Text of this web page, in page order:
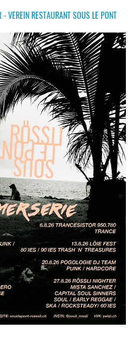
- VEREIN RESTAURANT SOUS LE PONT